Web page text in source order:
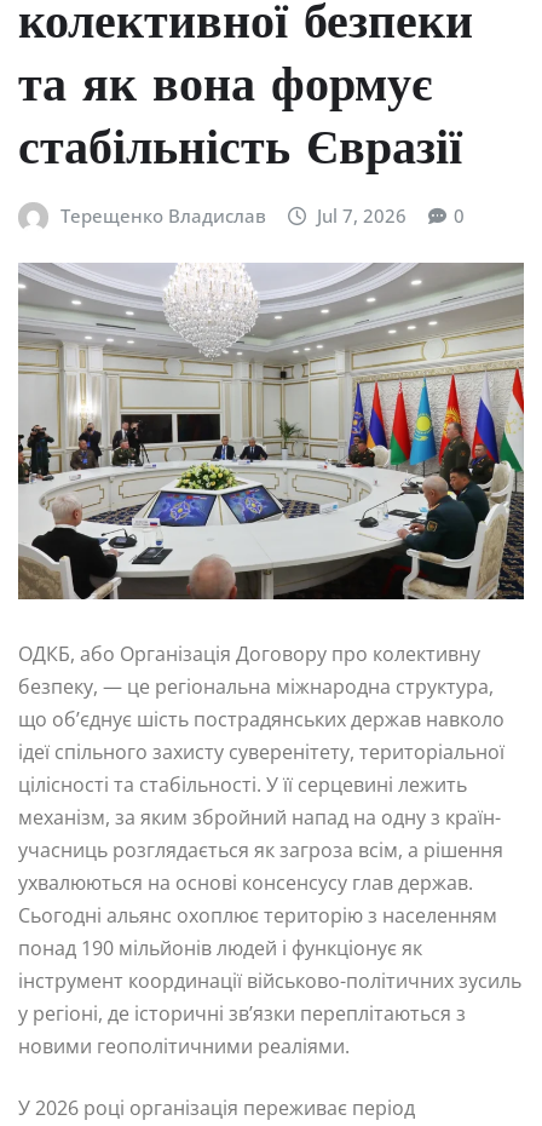
колективної безпеки
та як вона формує
стабільність Євразії
Терещенко Владислав Jul 7, 2026 0
ОДКБ, або Організація Договору про колективну
безпеку, — це регіональна міжнародна структура,
що об’єднує шість пострадянських держав навколо
ідеї спільного захисту суверенітету, територіальної
цілісності та стабільності. У її серцевині лежить
механізм, за яким збройний напад на одну з країн-
учасниць розглядається як загроза всім, а рішення
ухвалюються на основі консенсусу глав держав.
Сьогодні альянс охоплює територію з населенням
понад 190 мільйонів людей і функціонує як
інструмент координації військово-політичних зусиль
у регіоні, де історичні зв’язки переплітаються з
новими геополітичними реаліями.
У 2026 році організація переживає період